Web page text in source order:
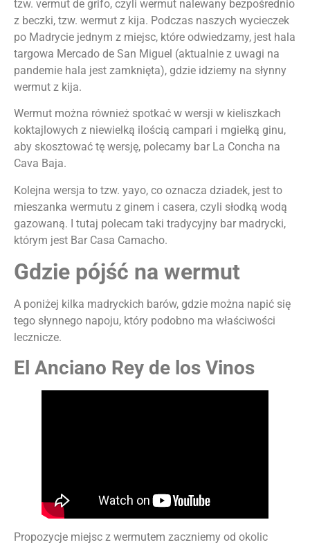
tzw. vermut de grifo, czyli wermut nalewany bezpośrednio
z beczki, tzw. wermut z kija. Podczas naszych wycieczek
po Madrycie jednym z miejsc, które odwiedzamy, jest hala
targowa Mercado de San Miguel (aktualnie z uwagi na
pandemie hala jest zamknięta), gdzie idziemy na słynny
wermut z kija.
Wermut można również spotkać w wersji w kieliszkach
koktajlowych z niewielką ilością campari i mgiełką ginu,
aby skosztować tę wersję, polecamy bar La Concha na
Cava Baja.
Kolejna wersja to tzw. yayo, co oznacza dziadek, jest to
mieszanka wermutu z ginem i casera, czyli słodką wodą
gazowaną. I tutaj polecam taki tradycyjny bar madrycki,
którym jest Bar Casa Camacho.
Gdzie pójść na wermut
A poniżej kilka madryckich barów, gdzie można napić się
tego słynnego napoju, który podobno ma właściwości
lecznicze.
El Anciano Rey de los Vinos
Propozycje miejsc z wermutem zaczniemy od okolic